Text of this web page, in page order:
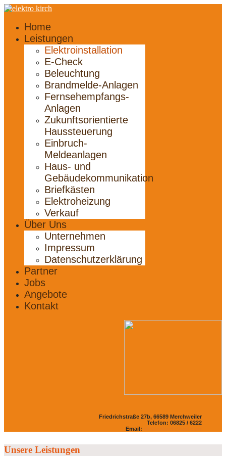
Home
Leistungen
Elektroinstallation
E-Check
Beleuchtung
Brandmelde-Anlagen
Fernsehempfangs-
Anlagen
Zukunftsorientierte
Haussteuerung
Einbruch-
Meldeanlagen
Haus- und
Gebäudekommunikation
Briefkästen
Elektroheizung
Verkauf
Über Uns
Unternehmen
Impressum
Datenschutzerklärung
Partner
Jobs
Angebote
Kontakt
Friedrichstraße 27b, 66589 Merchweiler
Telefon: 06825 / 6222
Email:
Unsere Leistungen